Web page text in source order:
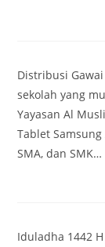
Distribusi
sekolah yang
Yayasan Al
Tablet
SMA, dan SMK…
Iduladha 1442